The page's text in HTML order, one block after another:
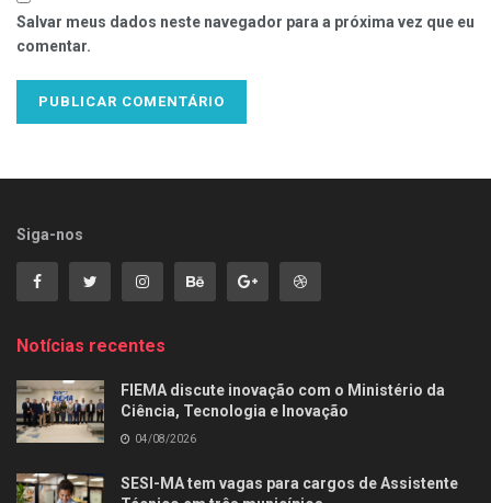
Salvar meus dados neste navegador para a próxima vez que eu
comentar.
Siga-nos
Notícias recentes
FIEMA discute inovação com o Ministério da
Ciência, Tecnologia e Inovação
04/08/2026
SESI-MA tem vagas para cargos de Assistente